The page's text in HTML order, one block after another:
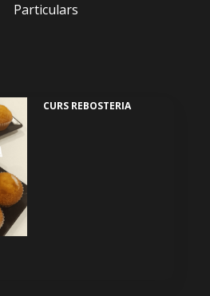
Particulars
CURS REBOSTERIA